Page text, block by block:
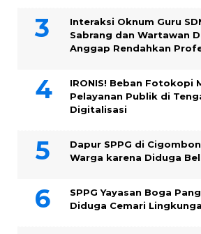
Interaksi Oknum Guru
Sabrang dan Wartawan
Anggap Rendahkan
IRONIS! Beban Fotokopi
Pelayanan Publik di
Digitalisasi
Dapur SPPG di
Warga karena Diduga
SPPG Yayasan Boga
Diduga Cemari